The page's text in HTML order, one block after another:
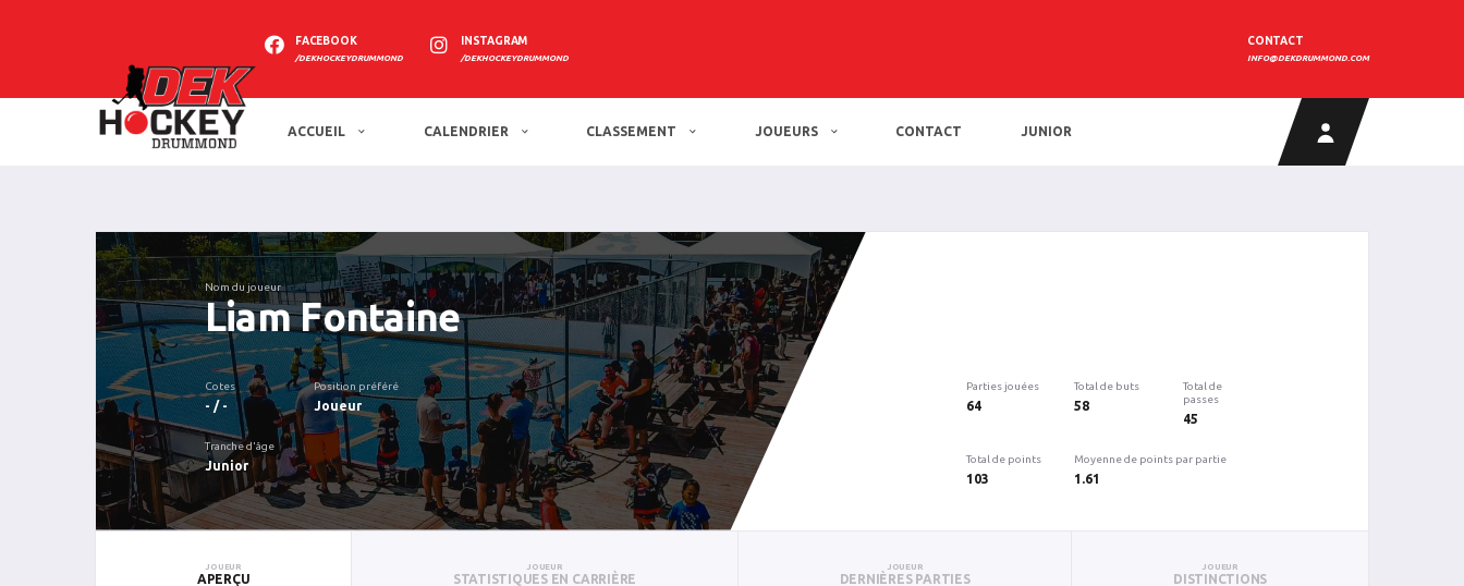
FACEBOOK
/DEKHOCKEYDRUMMOND
INSTAGRAM
/DEKHOCKEYDRUMMOND
CONTACT
INFO@DEKDRUMMOND.COM
ACCUEIL CALENDRIER CLASSEMENT JOUEURS CONTACT JUNIOR
Nom du joueur
Liam Fontaine
Cotes
- / -
Position préféré
Joueur
Tranche d'âge
Junior
Parties jouées
64
Total de buts
58
Total de
passes
45
Total de points
103
Moyenne de points par partie
1.61
JOUEUR
APERÇU
JOUEUR
STATISTIQUES EN CARRIÈRE
JOUEUR
DERNIÈRES PARTIES
JOUEUR
DISTINCTIONS